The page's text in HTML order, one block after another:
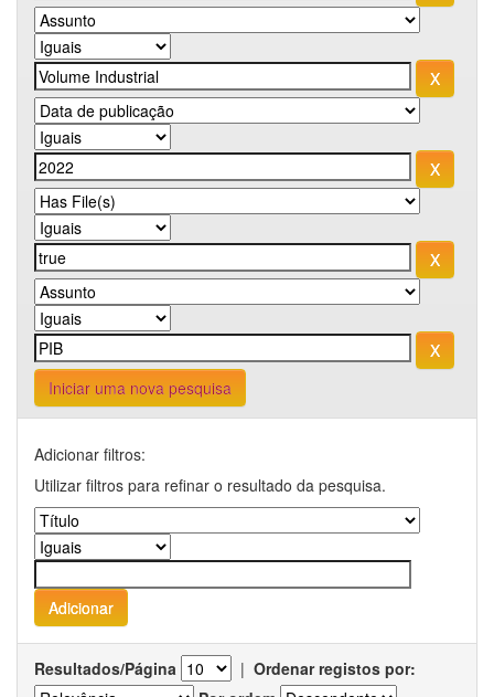
Iniciar uma nova pesquisa
Adicionar filtros:
Utilizar filtros para refinar o resultado da pesquisa.
Resultados/Página | Ordenar registos por: